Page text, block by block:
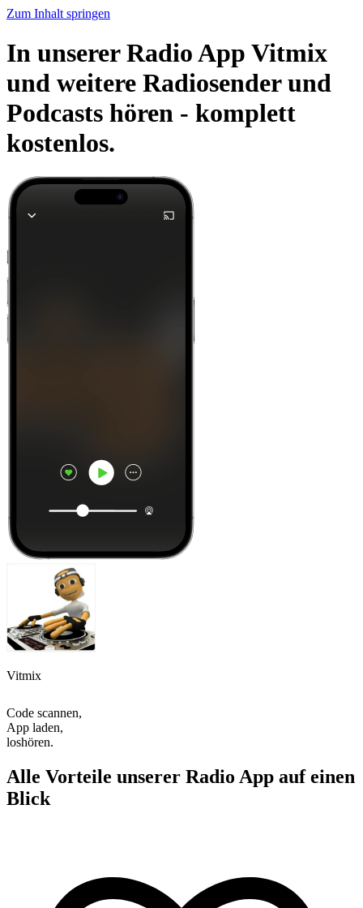
Zum Inhalt springen
In unserer Radio App Vitmix
und weitere Radiosender und
Podcasts hören - komplett
kostenlos.
Vitmix
Code scannen,
App laden,
loshören.
Alle Vorteile unserer Radio App auf einen
Blick